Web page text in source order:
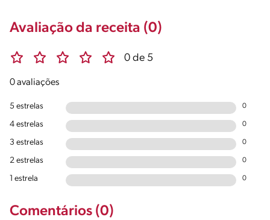
Avaliação da receita (0)
0 de 5
0 avaliações
5 estrelas 0
4 estrelas 0
3 estrelas 0
2 estrelas 0
1 estrela 0
Comentários (0)